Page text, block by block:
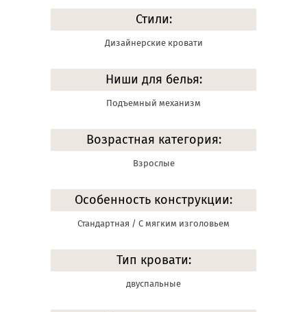
Стили:
Дизайнерские кровати
Ниши для белья:
Подъемный механизм
Возрастная категория:
Взрослые
Особенность конструкции:
Стандартная / С мягким изголовьем
Тип кровати:
двуспальные